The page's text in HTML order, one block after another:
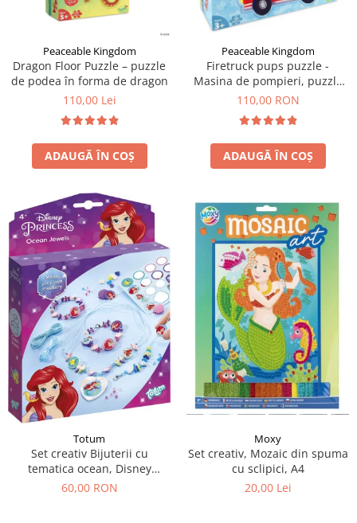
Peaceable Kingdom
Dragon Floor Puzzle – puzzle
de podea în forma de dragon
110,00 Lei
ADAUGĂ ÎN COȘ
Peaceable Kingdom
Firetruck pups puzzle -
Masina de pompieri, puzzle
mare de podea
110,00 RON
ADAUGĂ ÎN COȘ
Totum
Set creativ Bijuterii cu
tematica ocean, Disney
Princess
60,00 RON
Moxy
Set creativ, Mozaic din spuma
cu sclipici, A4
20,00 Lei